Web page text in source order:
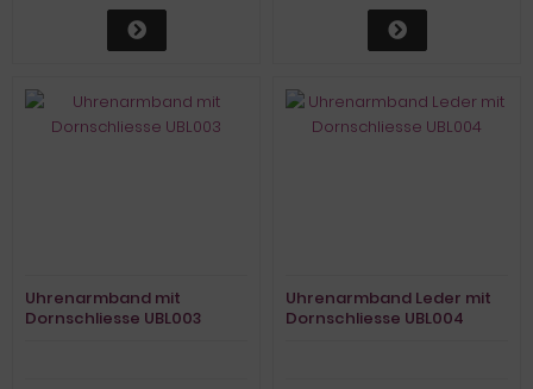
Uhrenarmband mit
Dornschliesse UBL003
Uhrenarmband Leder mit
Dornschliesse UBL004